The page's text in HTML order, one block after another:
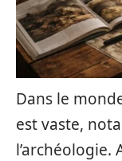
Dans le
est vaste,
l’archéologie.